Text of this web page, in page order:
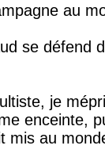
au
se défend
je
enceinte,
mis au